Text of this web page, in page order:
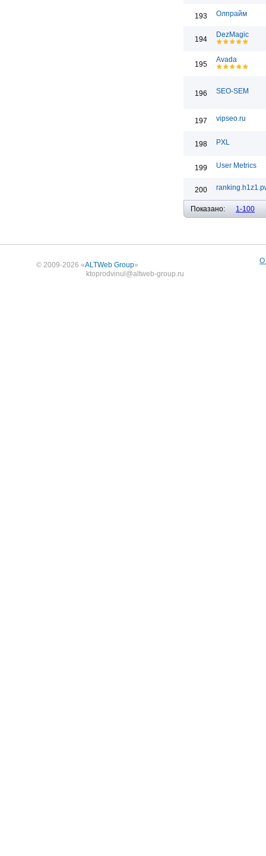
193 Олпрайм
194
DezMagic
195
Avada
196 SEO-SEM
197 vipseo.ru
198 PXL
199 User Metrics
200
Показано: 1-100
© 2009-2026 «ALTWeb Group»
ktoprodvinul@altweb-group.ru
О